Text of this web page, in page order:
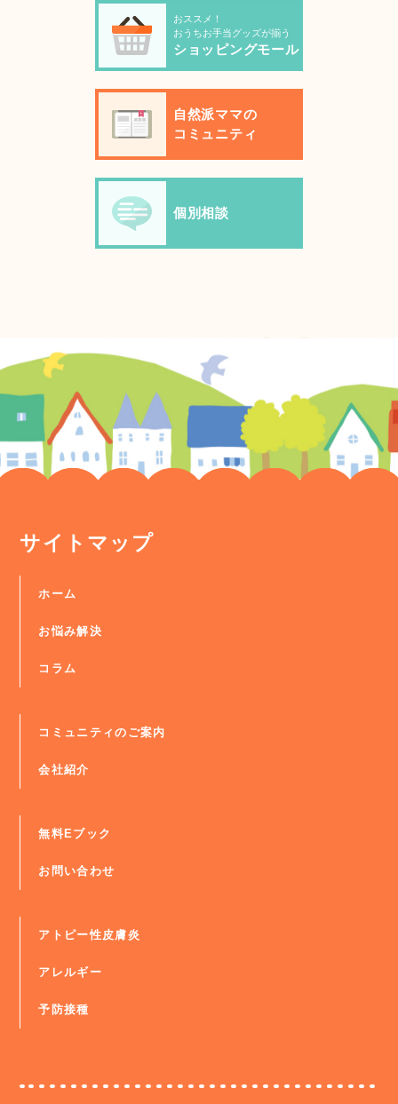
おススメ！
おうちお手当グッズが揃う
ショッピングモール
自然派ママの
コミュニティ
個別相談
サイトマップ
ホーム
お悩み解決
コラム
コミュニティのご案内
会社紹介
無料Eブック
お問い合わせ
アトピー性皮膚炎
アレルギー
予防接種